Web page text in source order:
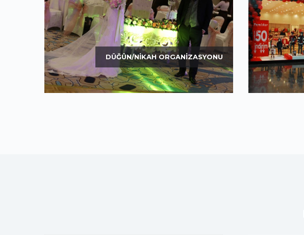
DÜĞÜN/NIKAH ORGANIZASYONU